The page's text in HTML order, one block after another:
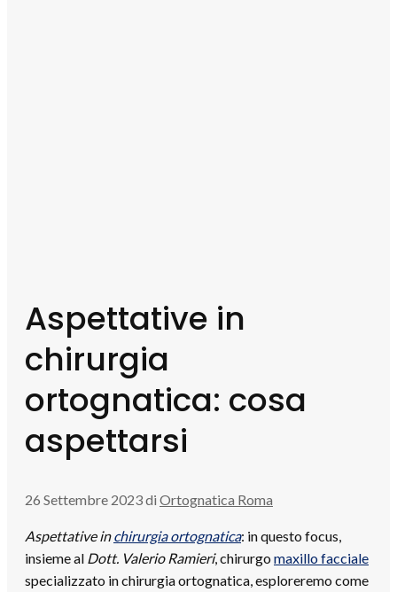
Aspettative in
chirurgia
ortognatica: cosa
aspettarsi
26 Settembre 2023di Ortognatica Roma
Aspettative inchirurgia ortognatica: in questo focus,
insieme al Dott. Valerio Ramieri, chirurgomaxillo facciale
specializzato in chirurgia ortognatica, esploreremo come